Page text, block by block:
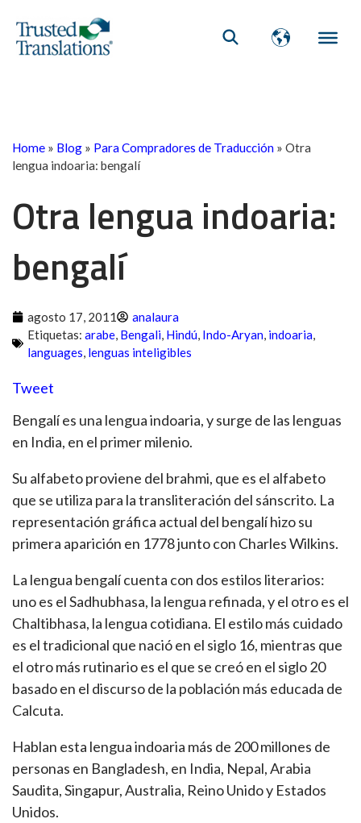
Home » Blog » Para Compradores de Traducción » Otra
lengua indoaria: bengalí
Otra lengua indoaria:
bengalí
agosto 17, 2011
analaura
Etiquetas: arabe, Bengali, Hindú, Indo-Aryan, indoaria,
languages, lenguas inteligibles
Tweet
Bengalí es una lengua indoaria, y surge de las lenguas
en India, en el primer milenio.
Su alfabeto proviene del brahmi, que es el alfabeto
que se utiliza para la transliteración del sánscrito. La
representación gráfica actual del bengalí hizo su
primera aparición en 1778 junto con Charles Wilkins.
La lengua bengalí cuenta con dos estilos literarios:
uno es el Sadhubhasa, la lengua refinada, y el otro es el
Chaltibhasa, la lengua cotidiana. El estilo más cuidado
es el tradicional que nació en el siglo 16, mientras que
el otro más rutinario es el que se creó en el siglo 20
basado en el discurso de la población más educada de
Calcuta.
Hablan esta lengua indoaria más de 200 millones de
personas en Bangladesh, en India, Nepal, Arabia
Saudita, Singapur, Australia, Reino Unido y Estados
Unidos.